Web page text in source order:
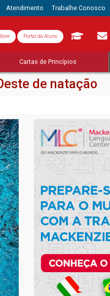
Atendimento Trabalhe Conosco
Portal do Aluno
Cartas de Princípios
de natação